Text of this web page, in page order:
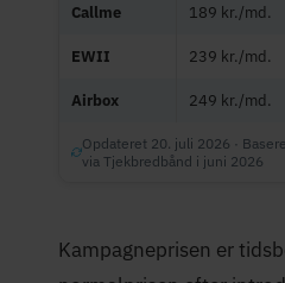
Callme 189 kr./md.
EWII 239 kr./md.
Airbox 249 kr./md.
Opdateret 20. juli 2026 ·
via Tjekbredbånd i juni 2026
Kampagneprisen er